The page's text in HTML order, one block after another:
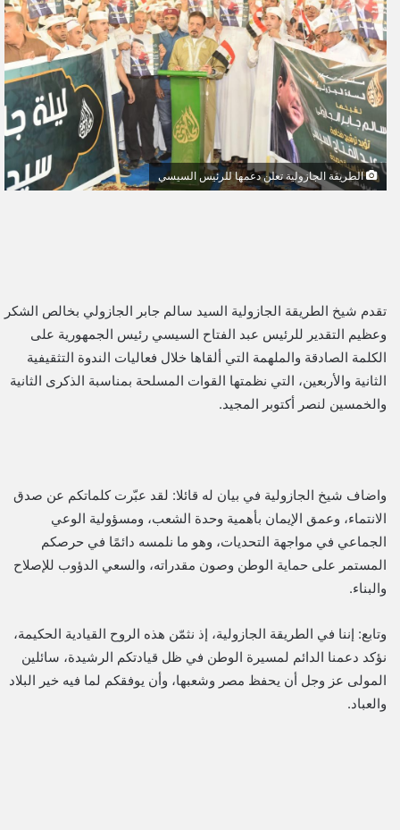
ر
ي
ت
ر
الطريقة الجازولية تعلن دعمها للرئيس السيسي
تقدم شيخ الطريقة الجازولية السيد سالم جابر الجازولي بخالص الشكر
وعظيم التقدير للرئيس عبد الفتاح السيسي رئيس الجمهورية على
الكلمة الصادقة والملهمة التي ألقاها خلال فعاليات الندوة التثقيفية
الثانية والأربعين، التي نظمتها القوات المسلحة بمناسبة الذكرى الثانية
والخمسين لنصر أكتوبر المجيد.
واضاف شيخ الجازولية في بيان له قائلا: لقد عبّرت كلماتكم عن صدق
الانتماء، وعمق الإيمان بأهمية وحدة الشعب، ومسؤولية الوعي
الجماعي في مواجهة التحديات، وهو ما نلمسه دائمًا في حرصكم
المستمر على حماية الوطن وصون مقدراته، والسعي الدؤوب للإصلاح
والبناء.
وتابع: إننا في الطريقة الجازولية، إذ نثمّن هذه الروح القيادية الحكيمة،
نؤكد دعمنا الدائم لمسيرة الوطن في ظل قيادتكم الرشيدة، سائلين
المولى عز وجل أن يحفظ مصر وشعبها، وأن يوفقكم لما فيه خير البلاد
والعباد.